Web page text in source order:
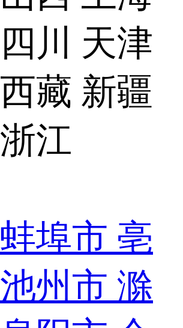
四川
天津
西藏 新疆
浙江
蚌埠市 亳
池州市 滁